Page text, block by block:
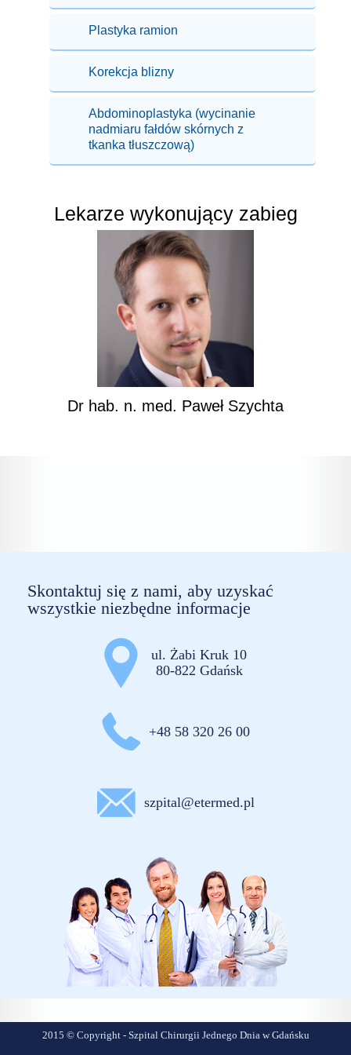
Plastyka ramion
Korekcja blizny
Abdominoplastyka (wycinanie
nadmiaru fałdów skórnych z
tkanka tłuszczową)
Lekarze wykonujący zabieg
Dr hab. n. med. Paweł Szychta
Skontaktuj się z nami, aby uzyskać
wszystkie niezbędne informacje
ul. Żabi Kruk 10
80-822 Gdańsk
+48 58 320 26 00
szpital@etermed.pl
2015 © Copyright - Szpital Chirurgii Jednego Dnia w Gdańsku